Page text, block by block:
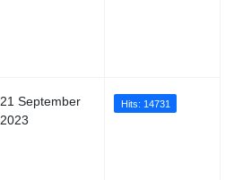
21 September
2023
Hits: 14731